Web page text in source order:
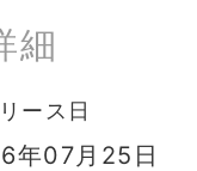
細
ース日
年07月25日